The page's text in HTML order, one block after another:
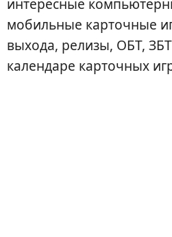
интересные
мобильные карточные
выхода, релизы, ОБТ,
календаре карточных